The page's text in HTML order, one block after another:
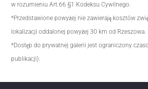
w rozumieniu Art.66 §1 Kodeksu Cywilnego.
*Przedstawione powyżej nie zawierają kosztów
lokalizacji oddalonej powyżej 30 km od Rzeszowa.
*Dostęp do prywatnej galerii jest ograniczony
publikacji).